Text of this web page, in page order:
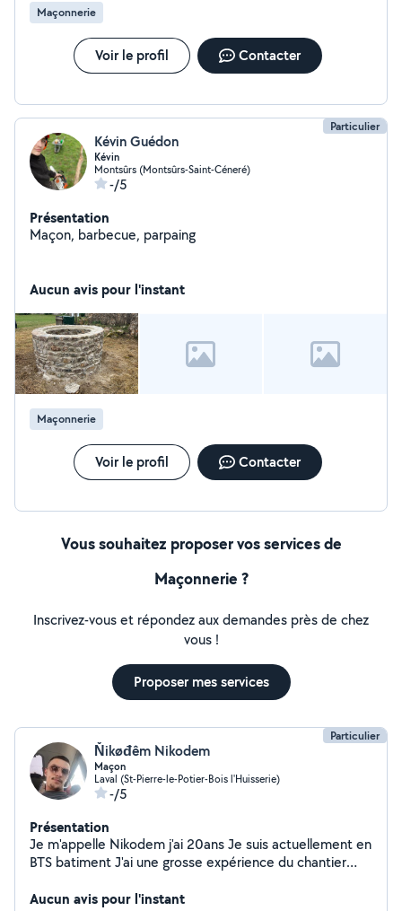
Maçonnerie
Voir le profil Contacter
Particulier
Kévin Guédon
Kévin
Montsûrs (Montsûrs-Saint-Céneré)
-/5
Présentation
Maçon, barbecue, parpaing
Aucun avis pour l'instant
Maçonnerie
Voir le profil Contacter
Vous souhaitez proposer vos services de
Maçonnerie ?
Inscrivez-vous et répondez aux demandes près de chez
vous !
Proposer mes services
Particulier
Ňikøđêm Nikodem
Maçon
Laval (St-Pierre-le-Potier-Bois l'Huisserie)
-/5
Présentation
Je m'appelle Nikodem j'ai 20ans Je suis actuellement en
BTS batiment J'ai une grosse expérience du chantier
Aucun avis pour l'instant